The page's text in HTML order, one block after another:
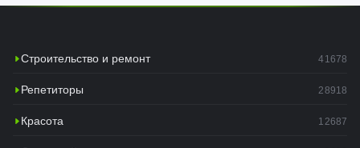
Строительство и ремонт 41678
Репетиторы 28918
Красота 12687